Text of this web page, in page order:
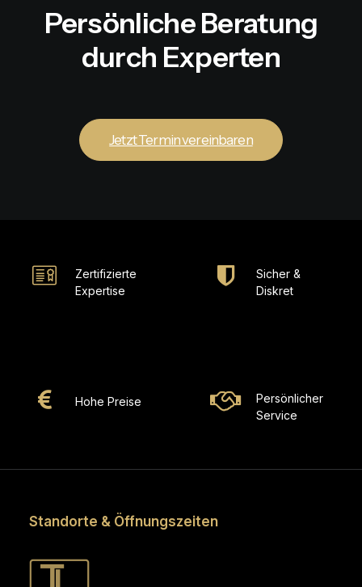
Persönliche Beratung
durch Experten
Jetzt Termin vereinbaren
Zertifizierte
Expertise
Sicher &
Diskret
Hohe Preise
Persönlicher
Service
Standorte & Öffnungszeiten